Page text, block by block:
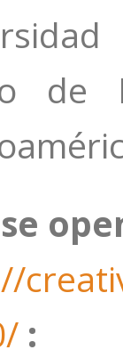
de
: